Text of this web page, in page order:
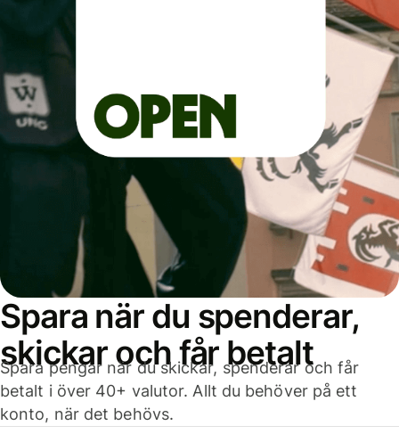
Spara när du spenderar,
skickar och får betalt
Spara pengar när du skickar, spenderar och får
betalt i över 40+ valutor. Allt du behöver på ett
konto, när det behövs.